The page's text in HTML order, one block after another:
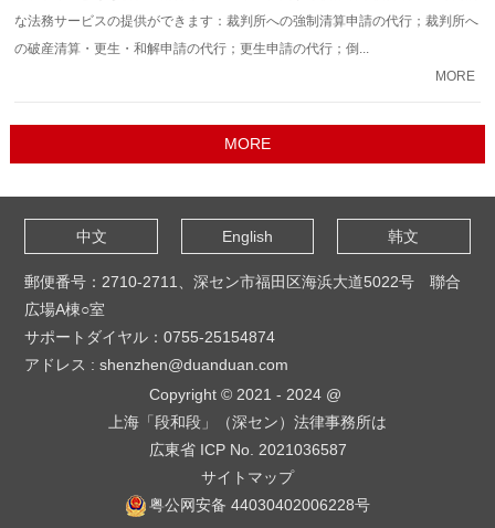
な法務サービスの提供ができます：裁判所への強制清算申請の代行；裁判所へ
の破産清算・更生・和解申請の代行；更生申請の代行；倒...
MORE
中文 English 韩文
郵便番号：2710-2711、深セン市福田区海浜大道5022号 聯合
広場A棟○室
サポートダイヤル：0755-25154874
アドレス : shenzhen@duanduan.com
Copyright © 2021 - 2024 @
上海「段和段」（深セン）法律事務所は
広東省 ICP No. 2021036587
サイトマップ
粤公网安备 44030402006228号